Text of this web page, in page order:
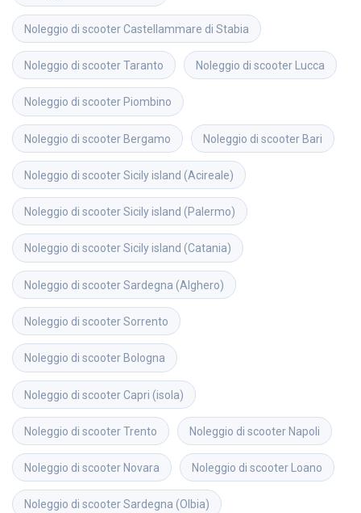
Noleggio di scooterCastellammare di Stabia
Noleggio di scooterTaranto Noleggio di scooter Lucca
Noleggio di scooter Piombino
Noleggio di scooterBergamo Noleggio di scooterBari
Noleggio di scooterSicily island (Acireale)
Noleggio di scooterSicily island (Palermo)
Noleggio di scooterSicily island (Catania)
Noleggio di scooterSardegna (Alghero)
Noleggio di scooterSorrento
Noleggio di scooter Bologna
Noleggio di scooterCapri (isola)
Noleggio di scooterTrento Noleggio di scooter Napoli
Noleggio di scooter Novara Noleggio di scooter Loano
Noleggio di scooterSardegna (Olbia)